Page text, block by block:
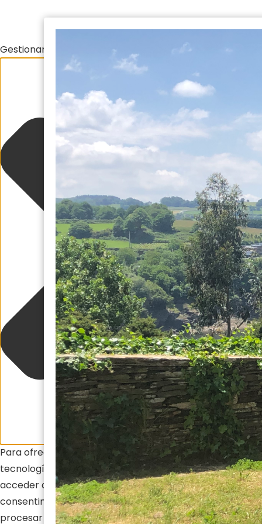
Gestionar el consentimiento de las cookies
Para ofrecer las mejores experiencias, utilizamos
tecnologías como las cookies para almacenar y/o
acceder a la información del dispositivo. El
consentimiento de estas tecnologías nos permitirá
procesar datos como el comportamiento de